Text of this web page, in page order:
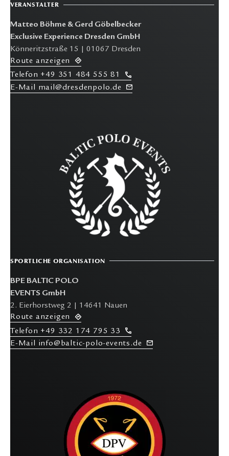
VERANSTALTER
Matteo Böhme & Gerd Göbelbecker
Exclusive Experience Dresden GmbH
Könneritzstraße 15 | 01067 Dresden
Route anzeigen
T elefon +49 351 484 555 81
E-Mail mail@dresdenpolo.de
SPORTLICHE ORGANISATION
BPE BALTIC POLO
EVENTS GmbH
2. Eierhorstweg 2 | 14641 Nauen
Route anzeigen
T elefon +49 332 174 795 33
E-Mail info@baltic-polo-events.de